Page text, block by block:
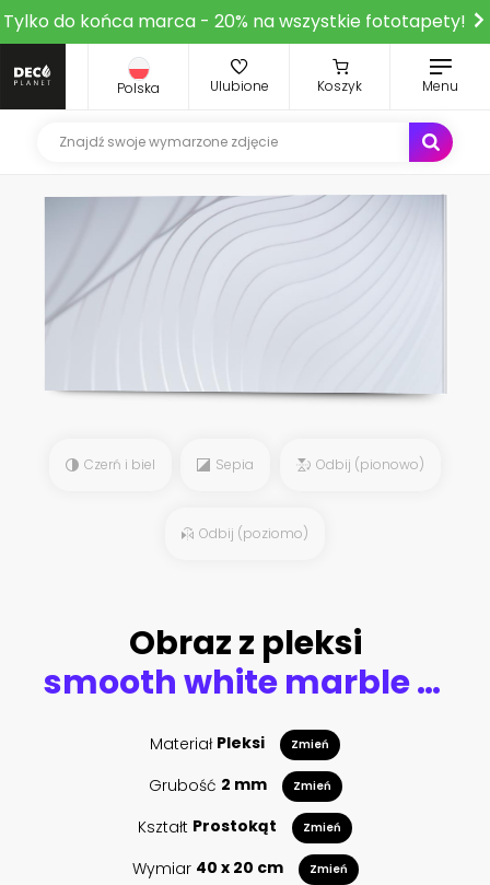
Tylko do końca marca - 20% na wszystkie fototapety!
Polska Ulubione Koszyk Menu
Czerń i biel Sepia Odbij (pionowo)
Odbij (poziomo)
Obraz z pleksi
smooth white marble texture background vector
Materiał Pleksi Zmień
Grubość 2 mm Zmień
Kształt Prostokąt Zmień
Wymiar 40 x 20 cm Zmień